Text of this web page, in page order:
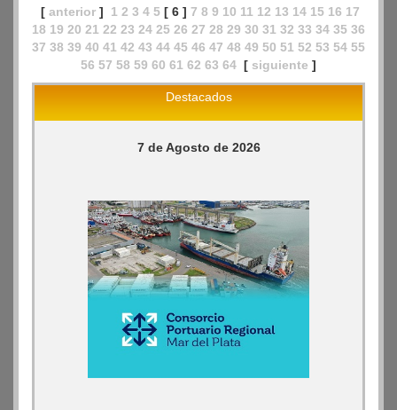
[ anterior ] 1 2 3 4 5 [ 6 ] 7 8 9 10 11 12 13 14 15 16 17
18 19 20 21 22 23 24 25 26 27 28 29 30 31 32 33 34 35 36
37 38 39 40 41 42 43 44 45 46 47 48 49 50 51 52 53 54 55
56 57 58 59 60 61 62 63 64 [ siguiente ]
Destacados
7 de Agosto de 2026